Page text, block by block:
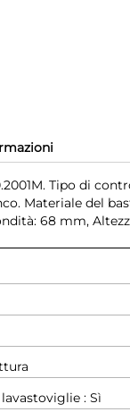
Tipo di
Materiale del
68 mm,
: Sì